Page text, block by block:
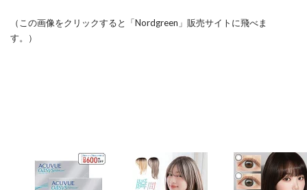
（この画像をクリックすると「Nordgreen」販売サイトに飛べま
す。）